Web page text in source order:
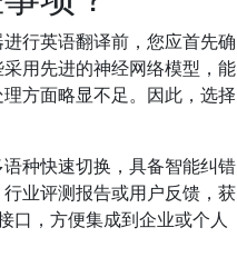
行英语翻译前，您应首先确
用先进的神经网络模型，能
方面略显不足。因此，选择
种快速切换，具备智能纠错
业评测报告或用户反馈，获
口，方便集成到企业或个人